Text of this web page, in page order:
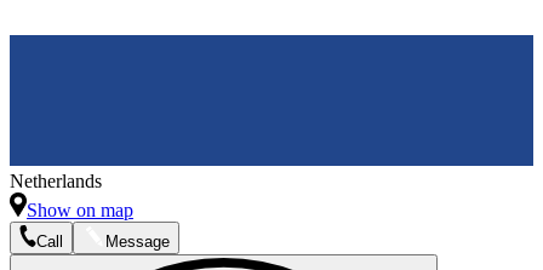
Netherlands
Show on map
Call Message